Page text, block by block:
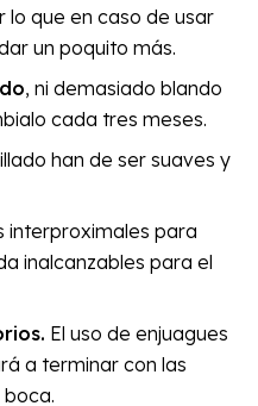
lo que en caso de usar
un poquito más.
, ni demasiado blando
cada tres meses.
han de ser suaves y
interproximales para
inalcanzables para el
El uso de enjuagues
a terminar con las